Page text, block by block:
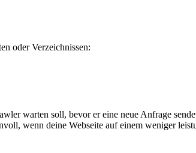
oder Verzeichnissen:
warten soll, bevor er eine neue Anfrage
wenn deine Webseite auf einem weniger